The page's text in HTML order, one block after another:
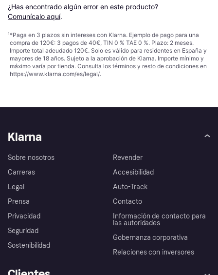
¿Has encontrado algún error en este producto?
Comunícalo aquí.
¹*Paga en 3 plazos sin intereses con Klarna. Ejemplo de pago para una
compra de 120€: 3 pagos de 40€, TIN 0 % TAE 0 %. Plazo: 2 meses.
Importe total adeudado 120€. Solo es válido para residentes en España y
mayores de 18 años. Sujeto a la aprobación de Klarna. Importe mínimo y
máximo varía por tienda. Consulta los términos y resto de condiciones en
https://www.klarna.com/es/legal/.
Klarna
Sobre nosotros
Carreras
Legal
Prensa
Privacidad
Seguridad
Sostenibilidad
Revender
Accesibilidad
Auto-Track
Contacto
Información de contacto para
las autoridades
Gobernanza corporativa
Relaciones con inversores